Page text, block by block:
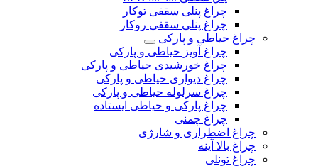
چراغ پنلی سقفی توکار
چراغ پنلی سقفی روکار
چراغ حیاطی و پارکی
چراغ آویز حیاطی و پارکی
چراغ خورشیدی حیاطی و پارکی
چراغ دیواری حیاطی و پارکی
چراغ سرلوله حیاطی و پارکی
چراغ پارکی و حیاطی ایستاده
چراغ چمنی
چراغ اضطراری و شارژی
چراغ بالا آینه
چراغ تونلی